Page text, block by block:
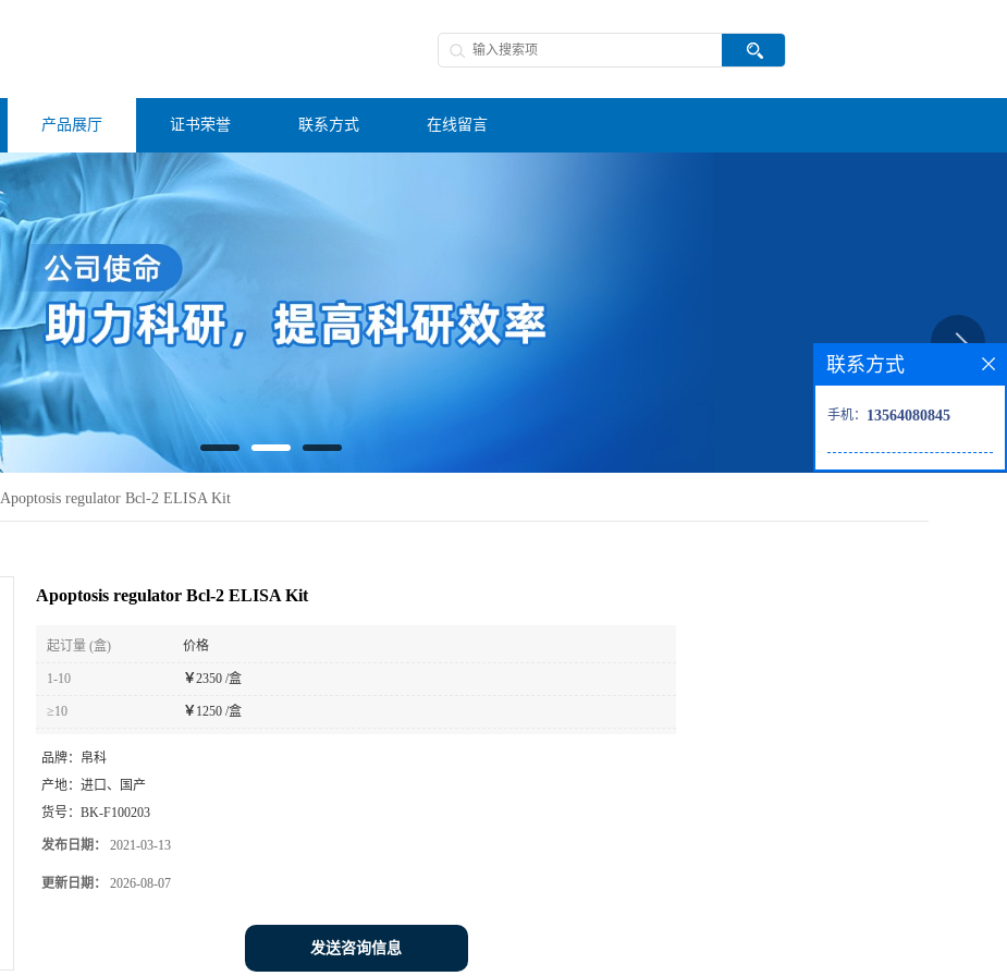
产品展厅 证书荣誉 联系方式 在线留言
Apoptosis regulator Bcl-2 ELISA Kit
Apoptosis regulator Bcl-2 ELISA Kit
起订量 (盒) 价格
1-10 ￥2350 /盒
≥10 ￥1250 /盒
品牌： 帛科
产地： 进口、国产
货号： BK-F100203
发布日期： 2021-03-13
更新日期： 2026-08-07
发送咨询信息
联系方式
手机： 13564080845